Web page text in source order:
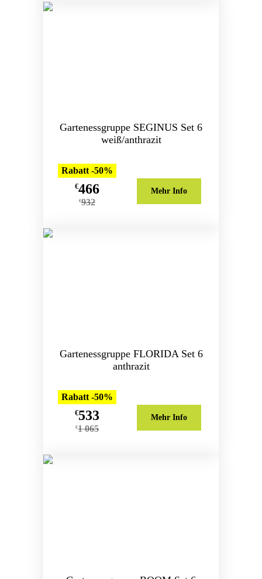
Gartenessgruppe SEGINUS Set 6
weiß/anthrazit
Rabatt -50%
€466
€932
Mehr Info
Gartenessgruppe FLORIDA Set 6
anthrazit
Rabatt -50%
€533
€1 065
Mehr Info